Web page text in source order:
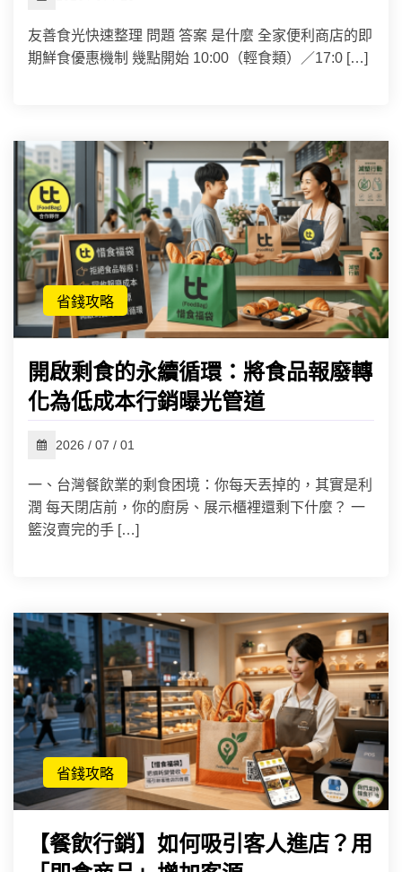
友善食光快速整理 問題 答案 是什麼 全家便利商店的即
期鮮食優惠機制 幾點開始 10:00（輕食類）／17:0 […]
省錢攻略
開啟剩食的永續循環：將食品報廢轉
化為低成本行銷曝光管道
2026 / 07 / 01
一、台灣餐飲業的剩食困境：你每天丟掉的，其實是利
潤 每天閉店前，你的廚房、展示櫃裡還剩下什麼？ 一
籃沒賣完的手 […]
省錢攻略
【餐飲行銷】如何吸引客人進店？用